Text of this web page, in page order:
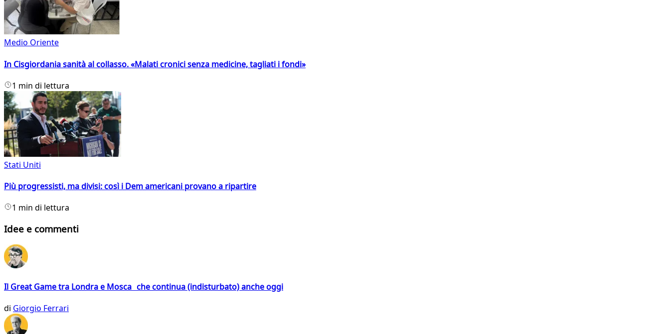
Medio Oriente
In Cisgiordania sanità al collasso. «Malati cronici senza medicine, tagliati i fondi»
1 min di lettura
Stati Uniti
Più progressisti, ma divisi: così i Dem americani provano a ripartire
1 min di lettura
Idee e commenti
Il Great Game tra Londra e Mosca che continua (indisturbato) anche oggi
di Giorgio Ferrari